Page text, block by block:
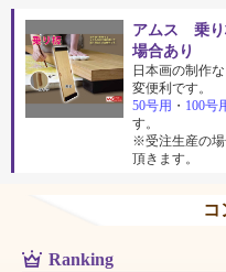
アムス 乗り
場合あり
日本画の制作
変便利です。
50号用 ・ 100号
す。
※受注生産の場
頂きます。
コ
Ranking